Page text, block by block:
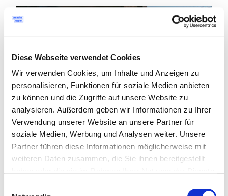
Diese Webseite verwendet Cookies
Wir verwenden Cookies, um Inhalte und Anzeigen zu
personalisieren, Funktionen für soziale Medien anbieten
zu können und die Zugriffe auf unsere Website zu
analysieren. Außerdem geben wir Informationen zu Ihrer
Verwendung unserer Website an unsere Partner für
soziale Medien, Werbung und Analysen weiter. Unsere
Partner führen diese Informationen möglicherweise mit
weiteren Daten zusammen, die Sie ihnen bereitgestellt
Foto: Nina Danninger